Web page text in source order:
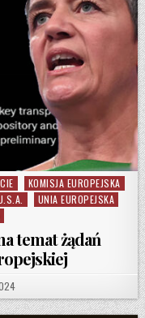
KOMISJA EUROPEJSKA
UNIA EUROPEJSKA
temat żądań
DATE: